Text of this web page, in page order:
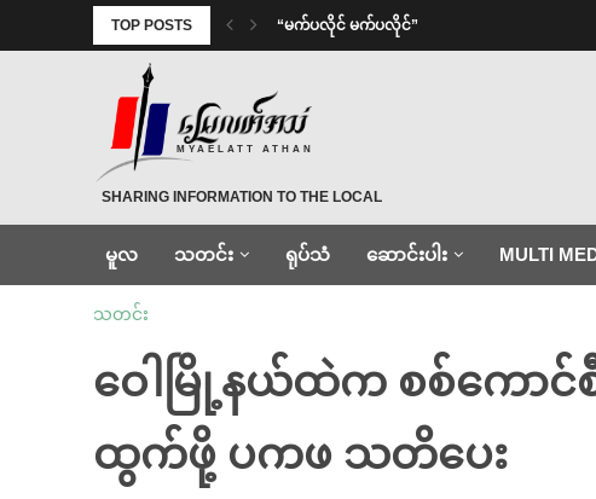
TOP POSTS ⁨ ⁨“မက်ပလိုင် မက်ပလိုင်”
MYAELATT ATHAN
SHARING INFORMATION TO THE LOCAL
မူလ သတင်း ရုပ်သံ ဆောင်းပါး MULTI
သတင်း
ဝေါမြို့နယ်ထဲက စစ်ကော
ထွက်ဖို့ ပကဖ သတိပေး